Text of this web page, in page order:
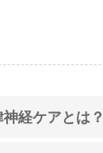
経ケアとは？